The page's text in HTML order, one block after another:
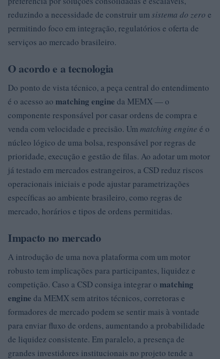
reduzindo a necessidade de construir umsistema do zero e
permitindo foco em integração, regulatórios e oferta de
serviços ao mercado brasileiro.
O acordo e a tecnologia
Do ponto de vista técnico, a peça central do entendimento
é o acesso ao matching engine da MEMX — o
componente responsável por casar ordens de compra e
venda com velocidade e precisão. Ummatching engine é o
núcleo lógico de uma bolsa, responsável por regras de
prioridade, execução e gestão de filas. Ao adotar um motor
já testado em mercados estrangeiros, a CSD reduz riscos
operacionais iniciais e pode ajustar parametrizações
específicas ao ambiente brasileiro, como regras de
mercado, horários e tipos de ordens permitidas.
Impacto no mercado
A introdução de uma nova plataforma com um motor
robusto tem implicações para participantes, liquidez e
competição. Caso a CSD consiga integrar o matching
engine da MEMX sem atritos técnicos, corretoras e
formadores de mercado podem se sentir mais à vontade
para enviar fluxo de ordens, aumentando a probabilidade
de liquidez consistente. Em paralelo, a presença de
grandes investidores institucionais no projeto tende a